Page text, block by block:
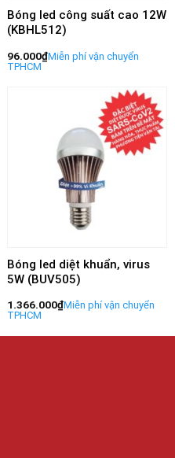
Bóng led công suất cao 12W
(KBHL512)
96.000₫
Bóng led diệt khuẩn, virus
5W (BUV505)
1.366.000₫